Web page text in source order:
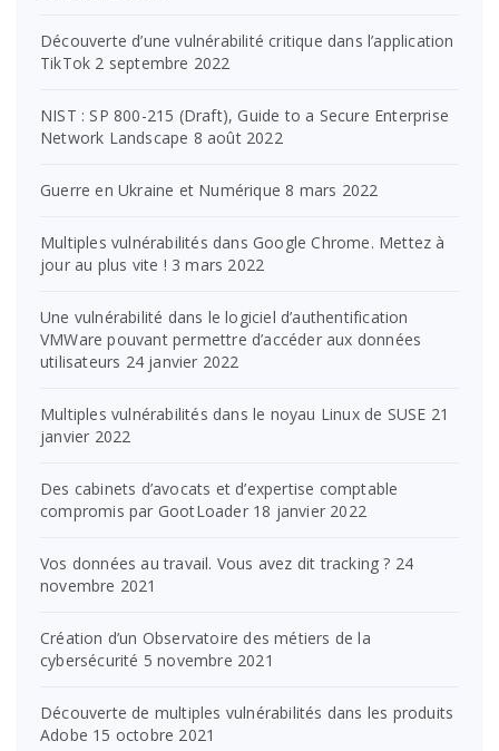
Découverte d’une vulnérabilité critique dans l’application
TikTok 2 septembre 2022
NIST : SP 800-215 (Draft), Guide to a Secure Enterprise
Network Landscape 8 août 2022
Guerre en Ukraine et Numérique 8 mars 2022
Multiples vulnérabilités dans Google Chrome. Mettez à
jour au plus vite ! 3 mars 2022
Une vulnérabilité dans le logiciel d’authentification
VMWare pouvant permettre d’accéder aux données
utilisateurs 24 janvier 2022
Multiples vulnérabilités dans le noyau Linux de SUSE 21
janvier 2022
Des cabinets d’avocats et d’expertise comptable
compromis par GootLoader 18 janvier 2022
Vos données au travail. Vous avez dit tracking ? 24
novembre 2021
Création d’un Observatoire des métiers de la
cybersécurité 5 novembre 2021
Découverte de multiples vulnérabilités dans les produits
Adobe 15 octobre 2021